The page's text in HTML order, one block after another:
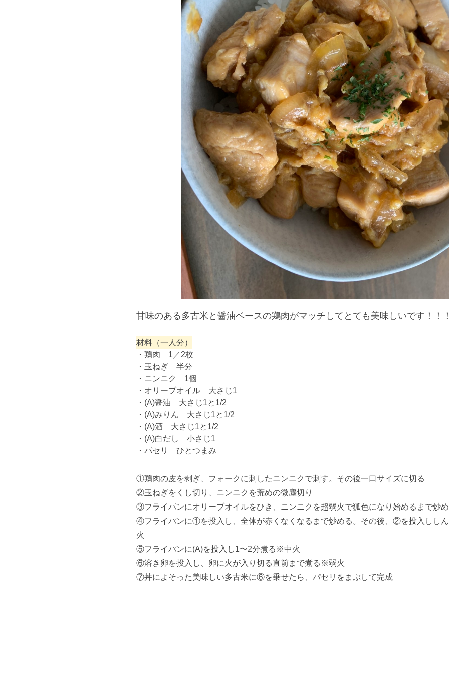
甘味のある多古米と醤油ベースの鶏肉がマッチしてとても美味しいです！！
材料（一人分）
・鶏肉 1／2枚
・玉ねぎ 半分
・ニンニク 1個
・オリーブオイル 大さじ1
・(A)醤油 大さじ1と1/2
・(A)みりん 大さじ1と1/2
・(A)酒 大さじ1と1/2
・(A)白だし 小さじ1
・パセリ ひとつまみ
①鶏肉の皮を剥ぎ、フォークに刺したニンニクで刺す。その後一口サイズに切る
②玉ねぎをくし切り、ニンニクを荒めの微塵切り
③フライパンにオリーブオイルをひき、ニンニクを超弱火で狐色になり始めるまで炒
④フライパンに①を投入し、全体が赤くなくなるまで炒める。その後、②を投入しし
火
⑤フライパンに(A)を投入し1〜2分煮る※中火
⑥溶き卵を投入し、卵に火が入り切る直前まで煮る※弱火
⑦丼によそった美味しい多古米に⑥を乗せたら、パセリをまぶして完成